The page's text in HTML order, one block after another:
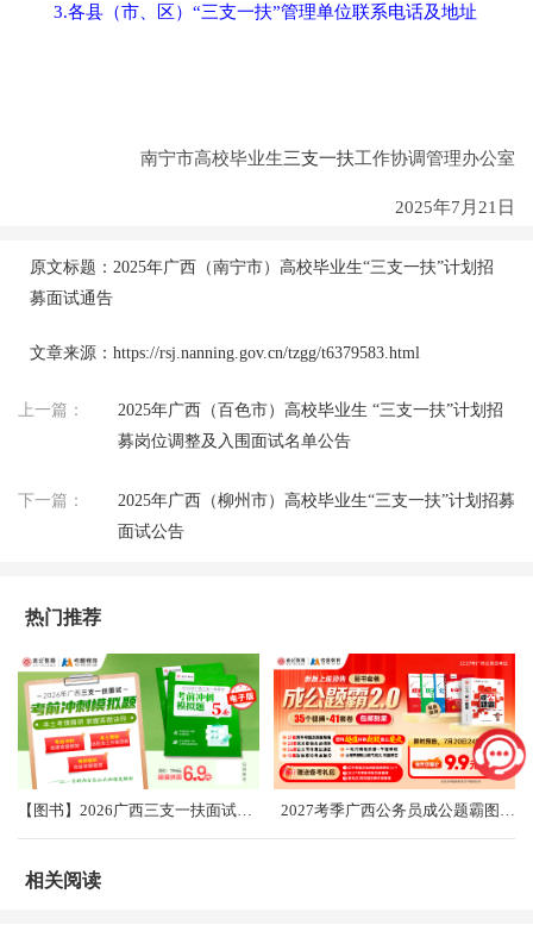
3.各县（市、区）“三支一扶”管理单位联系电话及地址
南宁市高校毕业生三支一扶工作协调管理办公室
2025年7月21日
原文标题：2025年广西（南宁市）高校毕业生“三支一扶”计划招
募面试通告
文章来源：https://rsj.nanning.gov.cn/tzgg/t6379583.html
上一篇：
2025年广西（百色市）高校毕业生 “三支一扶”计划招
募岗位调整及入围面试名单公告
下一篇：
2025年广西（柳州市）高校毕业生“三支一扶”计划招募
面试公告
热门推荐
【图书】2026广西三支一扶面试考前冲刺卷（共5套）
相关阅读